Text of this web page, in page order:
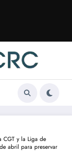
CGT y la Liga de
abril para preservar